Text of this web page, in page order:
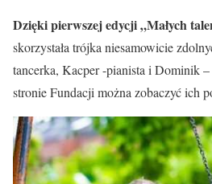
Dzięki pierwszej edycji „Małych
skorzystała trójka niesamowicie
tancerka, Kacper -pianista i Dominik
stronie Fundacji można zobaczyć ich